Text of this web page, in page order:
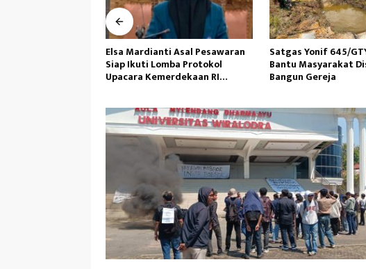
Satgas Yonif 645/GTY Giat
Bantu Masyarakat Distrik Airu
Bangun Gereja ‎
Kepemimpinan LPAI
Gufron Harap
Demi Perlindungan